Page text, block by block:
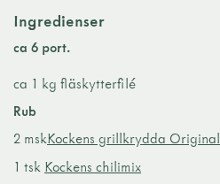
Ingredienser
ca 6 port.
ca 1 kg fläskytterfilé
Rub
2 mskKockens grillkrydda Original
1 tsk Kockens chilimix